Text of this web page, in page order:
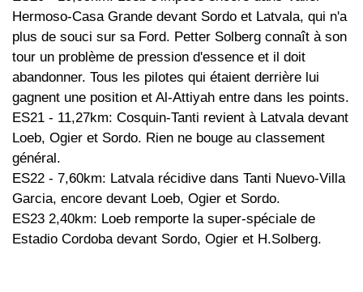
Hermoso-Casa Grande devant Sordo et Latvala, qui n'a
plus de souci sur sa Ford. Petter Solberg connaît à son
tour un problème de pression d'essence et il doit
abandonner. Tous les pilotes qui étaient derrière lui
gagnent une position et Al-Attiyah entre dans les points.
ES21 - 11,27km: Cosquin-Tanti revient à Latvala devant
Loeb, Ogier et Sordo. Rien ne bouge au classement
général.
ES22 - 7,60km: Latvala récidive dans Tanti Nuevo-Villa
Garcia, encore devant Loeb, Ogier et Sordo.
ES23 2,40km: Loeb remporte la super-spéciale de
Estadio Cordoba devant Sordo, Ogier et H.Solberg.